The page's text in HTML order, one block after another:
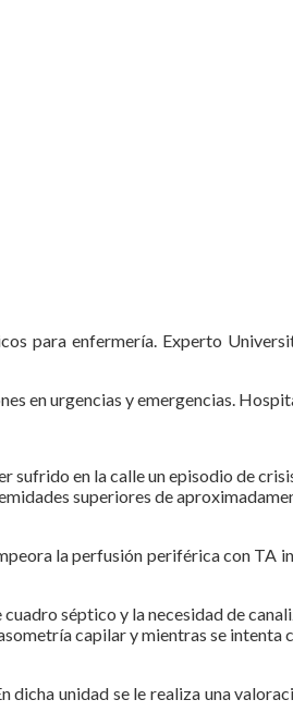
para enfermería. Experto
en urgencias y emergencias.
en la calle un episodio de
superiores de
la perfusión periférica con TA
séptico y la necesidad de
capilar y mientras se
unidad se le realiza una